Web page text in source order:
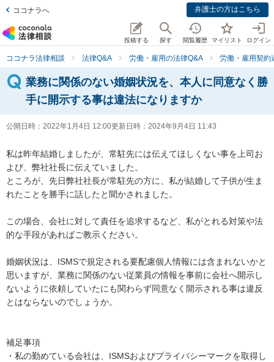
ココナラへ 弁護士の方はこちら
投稿する 探す 閲覧履歴 マイリスト ログイン
ココナラ法律相談 法律Q&A 労働・雇用の法律Q&A 労働・雇用契約
業務に関係のない婚姻状況を、本人に同意なく勝
手に開示する事は違法になりますか
公開日時： 2022年1月4日 12:00更新日時： 2024年9月4日 11:43
私は昨年結婚しましたが、常駐先には伝えてほしくない事を上司お
よび、弊社社長に伝えていました。
ところが、先日弊社社長が常駐先の方に、私が結婚して子供が生ま
れたことを勝手に話したと聞かされました。
この場合、会社に対して責任を追求するなど、私がとれる対策や法
的な手段があればご教示ください。
婚姻状況は、ISMSで規定される要配慮個人情報には含まれないかと
思いますが、業務に関係のない従業員の情報を事前に会社へ開示し
ないように依頼していたにも関わらず同意なく開示される事は違反
とはならないのでしょうか。
補足事項
・私の勤めている会社は、ISMSおよびプライバシーマークを取得し